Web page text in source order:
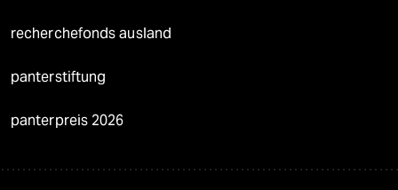
recherchefonds ausland
panterstiftung
panterpreis 2026